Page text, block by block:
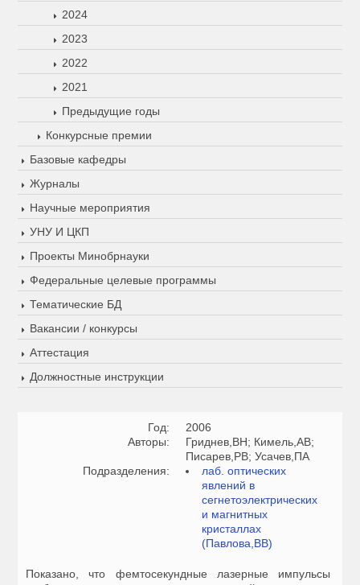
2024
2023
2022
2021
Предыдущие годы
Конкурсные премии
Базовые кафедры
Журналы
Научные мероприятия
УНУ И ЦКП
Проекты Минобрнауки
Федеральные целевые программы
Тематические БД
Вакансии / конкурсы
Аттестация
Должностные инструкции
Год:
2006
Авторы:
Гриднев,ВН; Кимель,АВ;
Писарев,РВ; Усачев,ПА
Подразделения:
лаб. оптических
явлений в
сегнетоэлектрических
и магнитных
кристаллах
(Павлова,ВВ)
Показано, что фемтосекундные лазерные импульсы